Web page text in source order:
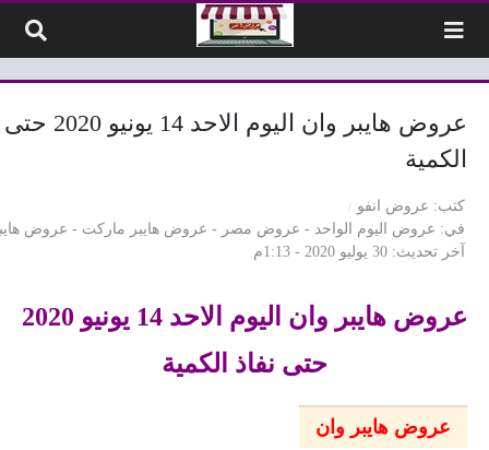
عروض هايبر وان اليوم
الكمية
كتب
عروض انفو
في
عروض اليوم الواحد - عروض مصر - عروض هايبر ماركت - عروض
آخر تحديث 30 يوليو 2020 - 1:13م
عروض هايبر وان اليوم الاحد 14 يونيو 2020
حتى نفاذ الكمية
عروض هايبر وان